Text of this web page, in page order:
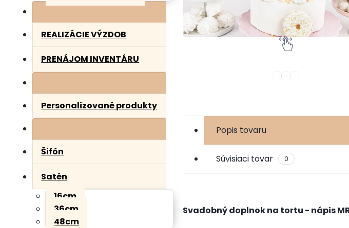
REALIZÁCIE VÝZDOB
PRENÁJOM INVENTÁRU
Personalizované produkty
Šifón
Satén
16cm
36cm
48cm
Popis tovaru
Súvisiaci tovar 0
Svadobný doplnok na tortu - nápis